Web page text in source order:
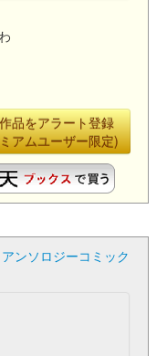
品をアラート登録
アムユーザー限定)
ンソロジーコミック